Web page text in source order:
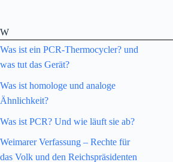
W
Was ist ein PCR-Thermocycler? und
was tut das Gerät?
Was ist homologe und analoge
Ähnlichkeit?
Was ist PCR? Und wie läuft sie ab?
Weimarer Verfassung – Rechte für
das Volk und den Reichspräsidenten